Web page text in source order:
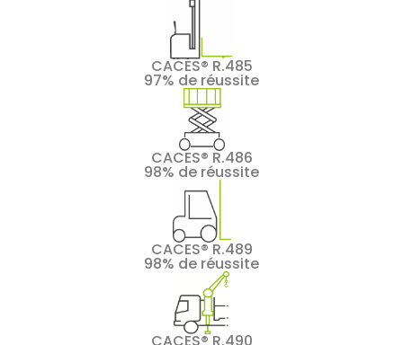
CACES® R.485
97% de réussite
CACES® R.486
98% de réussite
CACES® R.489
98% de réussite